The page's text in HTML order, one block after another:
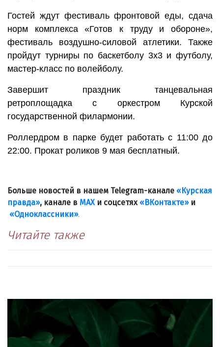
Гостей ждут фестиваль фронтовой еды, сдача
норм комплекса «Готов к труду и обороне»,
фестиваль воздушно-силовой атлетики. Также
пройдут турниры по баскетболу 3х3 и футболу,
мастер-класс по волейболу.
Завершит праздник танцевальная
ретроплощадка с оркестром Курской
государственной филармонии.
Роллердром в парке будет работать с 11:00 до
22:00. Прокат роликов 9 мая бесплатный.
Больше новостей в нашем Telegram-канале «Курская
правда», канале в МАХ и соцсетях «ВКонтакте»и
«Одноклассники».
Читайте также